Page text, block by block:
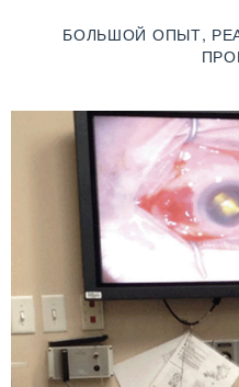
БОЛЬШОЙ ОПЫТ,